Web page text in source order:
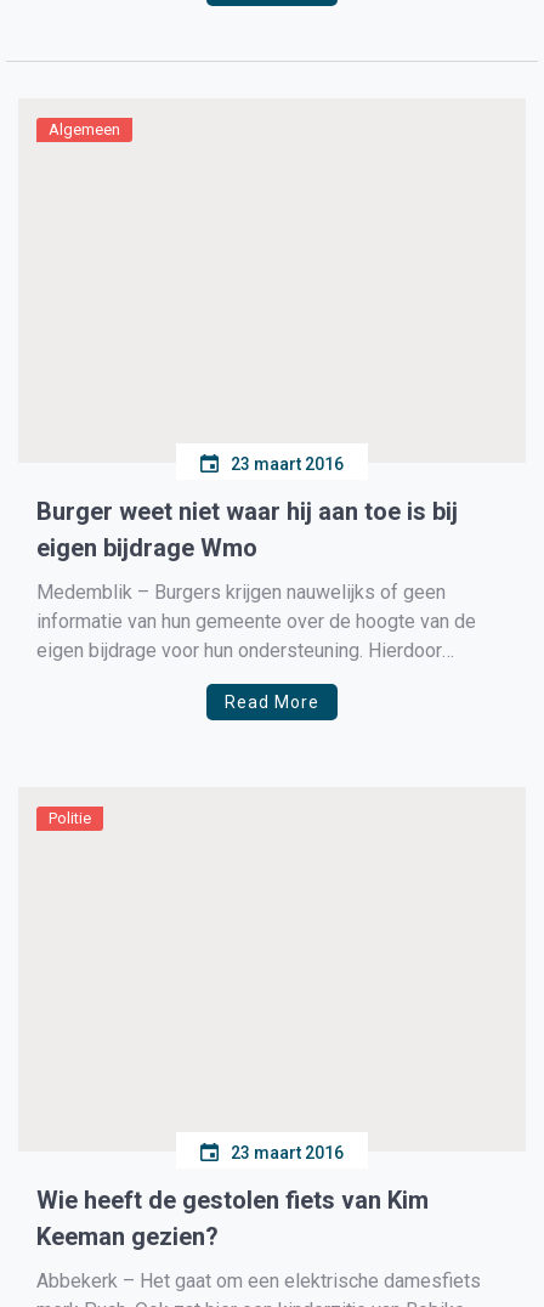
Algemeen
23 maart 2016
Burger weet niet waar hij aan toe is bij
eigen bijdrage Wmo
Medemblik – Burgers krijgen nauwelijks of geen
informatie van hun gemeente over de hoogte van de
eigen bijdrage voor hun ondersteuning. Hierdoor
worden zij maanden later overvallen door soms zeer
hoge facturen die zij niet zomaar kunnen betalen. Dit
Read More
Politie
23 maart 2016
Wie heeft de gestolen fiets van Kim
Keeman gezien?
Abbekerk – Het gaat om een elektrische damesfiets